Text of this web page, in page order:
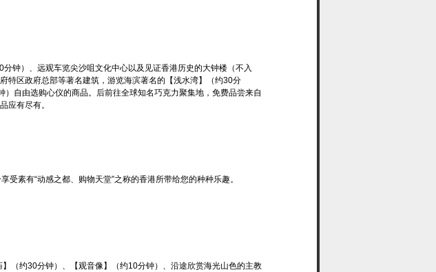
钟）、远观车览尖沙咀文化中心以及见证香港历史的大钟楼（不入
特区政府总部等著名建筑，游览海滨著名的【浅水湾】（约30分
自由选购心仪的商品。后前往全球知名巧克力聚集地，免费品尝来自
应有尽有。
素有“动感之都、购物天堂”之称的香港所带给您的种种乐趣。
（约30分钟）、【观音像】（约10分钟）、沿途欣赏海光山色的主教